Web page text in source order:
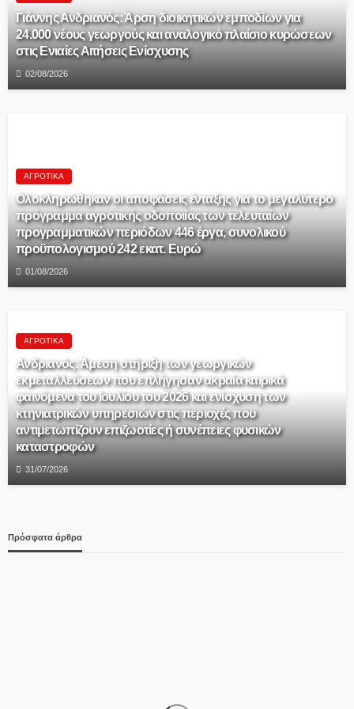
Γιάννης Ανδριανός: Άρση διοικητικών εμποδίων για
24.000 νέους γεωργούς και αναλογικό πλαίσιο κυρώσεων
στις Ενιαίες Αιτήσεις Ενίσχυσης
02/08/2026
ΑΓΡΟΤΙΚΆ
Ολοκληρώθηκαν οι αποφάσεις ένταξης για το μεγαλύτερο
πρόγραμμα αγροτικής οδοποιίας των τελευταίων
προγραμματικών περιόδων 446 έργα, συνολικού
προϋπολογισμού 242 εκατ. Ευρώ
01/08/2026
ΑΓΡΟΤΙΚΆ
Ανδριανός: Άμεση στήριξη των γεωργικών
εκμεταλλεύσεων που επλήγησαν ακραία καιρικά
φαινόμενα του Ιουλίου του 2026 και ενίσχυση των
κτηνιατρικών υπηρεσιών στις περιοχές που
αντιμετωπίζουν επιζωοτίες ή συνέπειες φυσικών
καταστροφών
31/07/2026
Πρόσφατα άρθρα